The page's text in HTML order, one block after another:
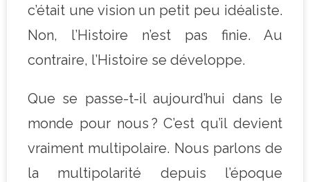
c’était une vision un petit peu idéaliste.
Non, l’Histoire n’est pas finie. Au
contraire, l’Histoire se développe.
Que se passe-t-il aujourd’hui dans le
monde pour nous ? C’est qu’il devient
vraiment multipolaire. Nous parlons de
la multipolarité depuis l’époque